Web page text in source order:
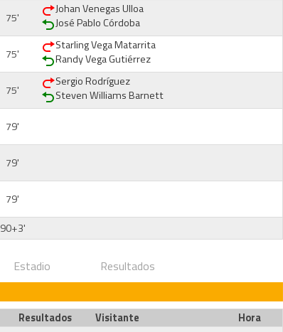
75'
Johan Venegas Ulloa
José Pablo Córdoba
75'
Starling Vega Matarrita
Randy Vega Gutiérrez
75'
Sergio Rodríguez
Steven Williams Barnett
79'
79'
79'
90+3'
Estadio Resultados
Resultados Visitante
Hora